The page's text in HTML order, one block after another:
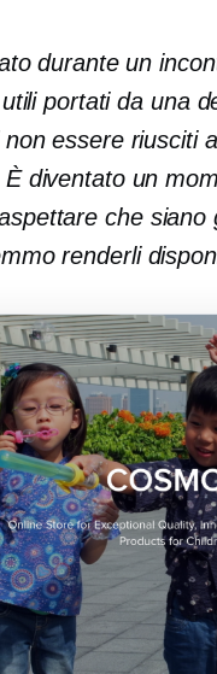
durante un
portati da una
essere riusciti
diventato un
che
renderli